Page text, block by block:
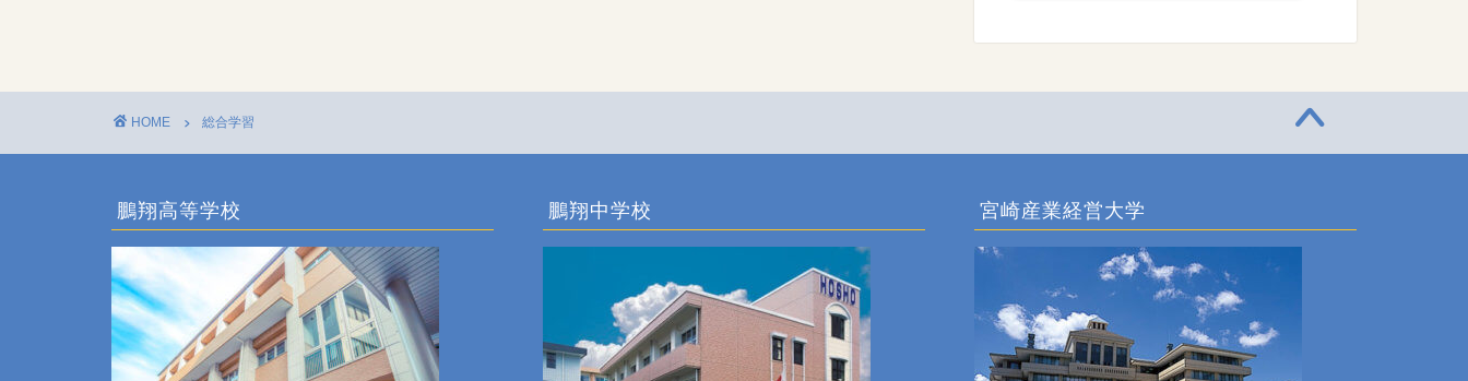
HOME 総合学習
鵬翔高等学校 鵬翔中学校 宮崎産業経営大学